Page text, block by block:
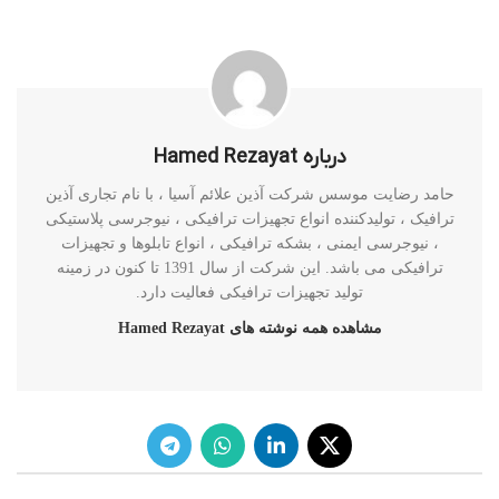
درباره Hamed Rezayat
حامد رضایت موسس شرکت آذین علائم آسیا ، با نام تجاری آذین
ترافیک ، تولیدکننده انواع تجهیزات ترافیکی ، نیوجرسی پلاستیکی
، نیوجرسی ایمنی ، بشکه ترافیکی ، انواع تابلوها و تجهیزات
ترافیکی می باشد. این شرکت از سال 1391 تا کنون در زمینه
تولید تجهیزات ترافیکی فعالیت دارد.
مشاهده همه نوشته های Hamed Rezayat